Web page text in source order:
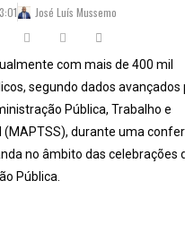
José Luís Mussemo
com mais de 400 mil
segundo dados avançados
Pública, Trabalho e
(MAPTSS), durante uma
no âmbito das celebrações
Pública.